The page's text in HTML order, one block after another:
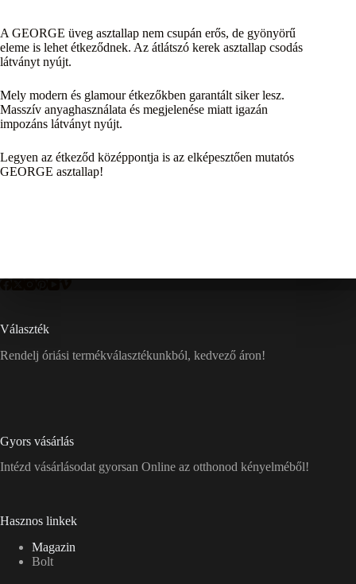
A GEORGE üveg asztallap nem csupán erős, de gyönyörű
eleme is lehet étkeződnek. Az átlátszó kerek asztallap csodás
látványt nyújt.
Mely modern és glamour étkezőkben garantált siker lesz.
Masszív anyaghasználata és megjelenése miatt igazán
impozáns látványt nyújt.
Legyen az étkeződ középpontja is az elképesztően mutatós
GEORGE asztallap!
Választék
Rendelj óriási termékválasztékunkból, kedvező áron!
Gyors vásárlás
Intézd vásárlásodat gyorsan Online az otthonod kényelméből!
Hasznos linkek
Magazin
Bolt